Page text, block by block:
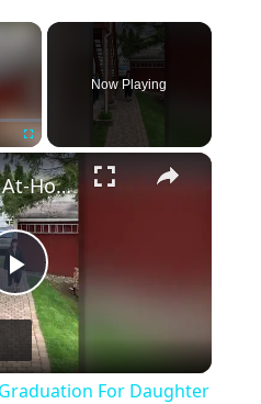
Fullscreen
Now Playing
Play
Video
Family Host At-Home Graduation For Daughter | Happily TV
For Daughter